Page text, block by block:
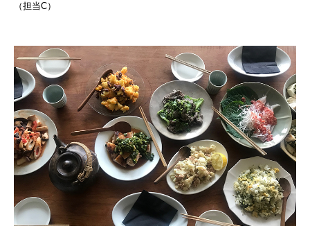
（担当C）